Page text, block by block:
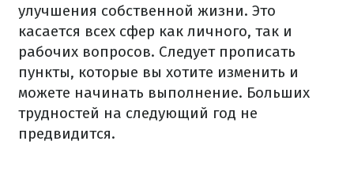
улучшения собственной жизни. Это
касается всех сфер как личного, так и
рабочих вопросов. Следует прописать
пункты, которые вы хотите изменить и
можете начинать выполнение. Больших
трудностей на следующий год не
предвидится.